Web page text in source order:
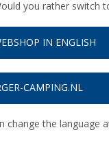
you rather switch
IN ENGLISH
CAMPING.NL
change the language